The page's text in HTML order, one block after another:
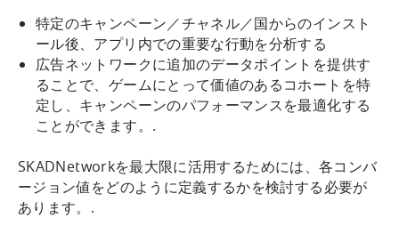
特定のキャンペーン／チャネル／国からのインスト
ール後、アプリ内での重要な行動を分析する
広告ネットワークに追加のデータポイントを提供す
ることで、ゲームにとって価値のあるコホートを特
定し、キャンペーンのパフォーマンスを最適化する
ことができます。.
SKADNetworkを最大限に活用するためには、各コンバ
ージョン値をどのように定義するかを検討する必要が
あります。.